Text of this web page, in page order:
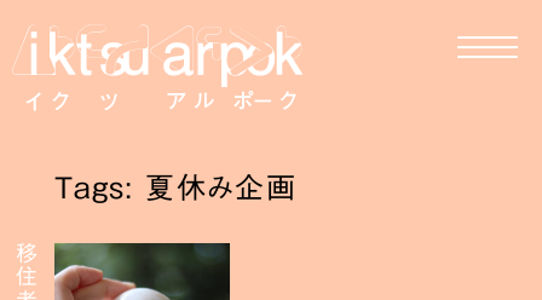
Tags: 夏休み企画